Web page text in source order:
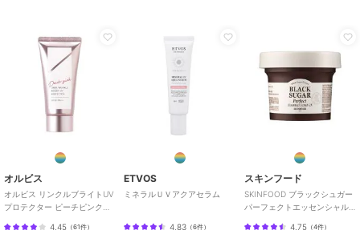
オルビス
オルビス リンクルブライトUV
プロテクター ピーチピンク
4.45 （61件）
ETVOS
ミネラルＵＶアクアセラム
4.83 （6件）
スキンフード
SKINFOOD ブラックシュガー
パーフェクトエッセンシャル
4.75（4件）